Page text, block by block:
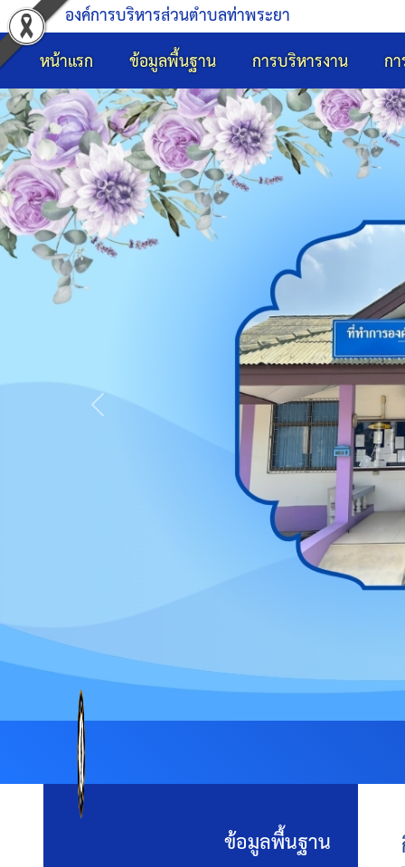
องค์การบริหารส่วนตำบลท่าพระยา
หน้าแรก
ข้อมูลพื้นฐาน การบริหารงาน ก
Previous
ข้อมูลพื้นฐาน